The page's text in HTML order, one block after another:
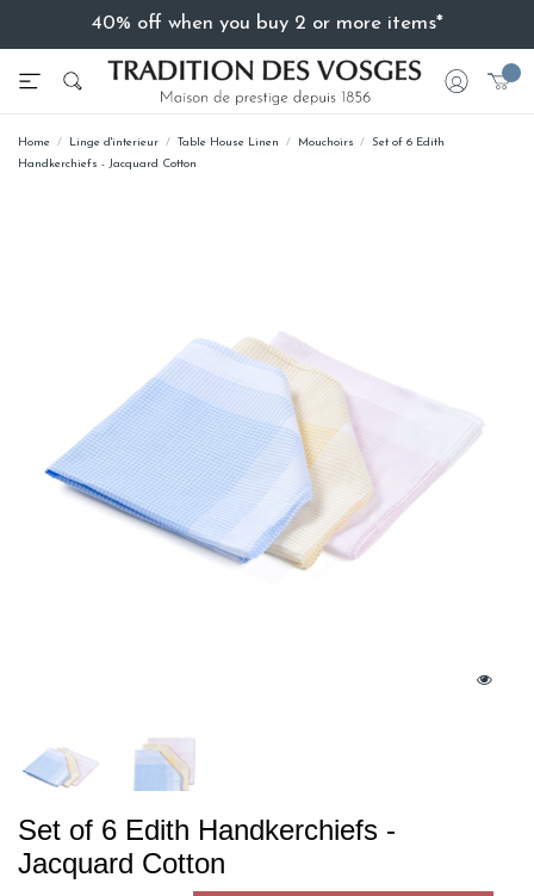
40% off when you buy 2 or more items*
Home Linge d'interieur Table House Linen Mouchoirs
Set of 6 Edith
Handkerchiefs - Jacquard Cotton
Set of 6 Edith Handkerchiefs -
Jacquard Cotton